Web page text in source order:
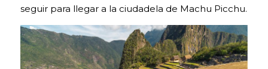
seguir para llegar a la ciudadela de Machu Picchu.